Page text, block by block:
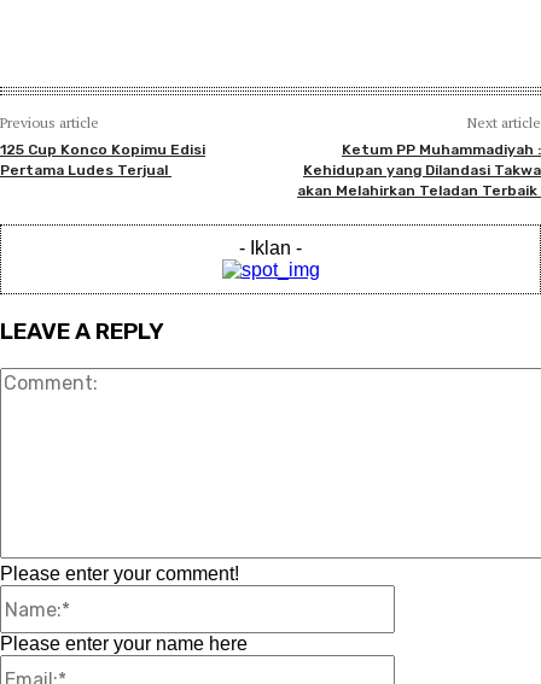
Previous article
125 Cup Konco Kopimu Edisi
Pertama Ludes Terjual
Next article
Ketum PP Muhammadiyah :
Kehidupan yang Dilandasi Takwa
akan Melahirkan Teladan Terbaik
- Iklan -
LEAVE A REPLY
Comment:
Please enter your comment!
Please enter your name here